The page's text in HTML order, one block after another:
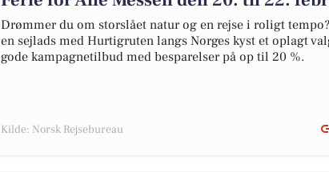
Drømmer du om storslået natur og en rejse i roligt
en sejlads med Hurtigruten langs Norges kyst et oplagt
gode kampagnetilbud med besparelser på op til 20 %.
Kilde: Norsk Rejsebureau